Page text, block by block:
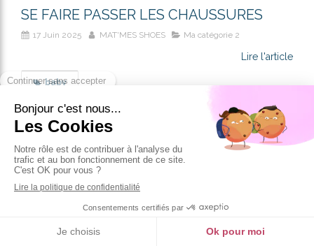
SE FAIRE PASSER LES CHAUSSURES
17 Juin 2025 MAT'MES SHOES Ma catégorie 2
Lire l'article
baby
DES CHAUSSURES POUR BIEN GRANDIR